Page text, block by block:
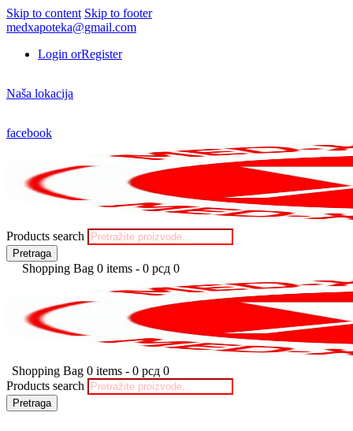
Skip to content Skip to footer
medxapoteka@gmail.com
Login orRegister
Naša lokacija
facebook
Products search
Pretraga
Shopping Bag 0 items - 0 рсд 0
Shopping Bag 0 items - 0 рсд 0
Products search
Pretraga